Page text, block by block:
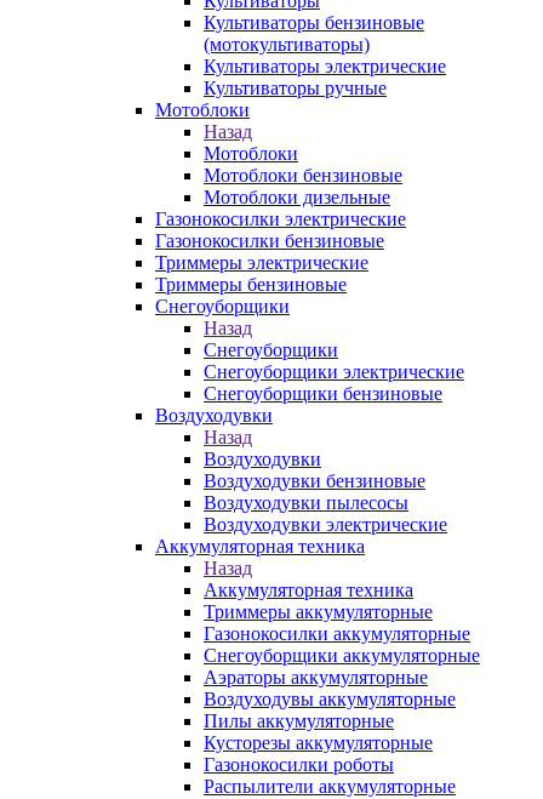
Культиваторы бензиновые
(мотокультиваторы)
Культиваторы электрические
Культиваторы ручные
Мотоблоки
Назад
Мотоблоки
Мотоблоки бензиновые
Мотоблоки дизельные
Газонокосилки электрические
Газонокосилки бензиновые
Триммеры электрические
Триммеры бензиновые
Снегоуборщики
Назад
Снегоуборщики
Снегоуборщики электрические
Снегоуборщики бензиновые
Воздуходувки
Назад
Воздуходувки
Воздуходувки бензиновые
Воздуходувки пылесосы
Воздуходувки электрические
Аккумуляторная техника
Назад
Аккумуляторная техника
Триммеры аккумуляторные
Газонокосилки аккумуляторные
Снегоуборщики аккумуляторные
Аэраторы аккумуляторные
Воздуходувы аккумуляторные
Пилы аккумуляторные
Кусторезы аккумуляторные
Газонокосилки роботы
Распылители аккумуляторные